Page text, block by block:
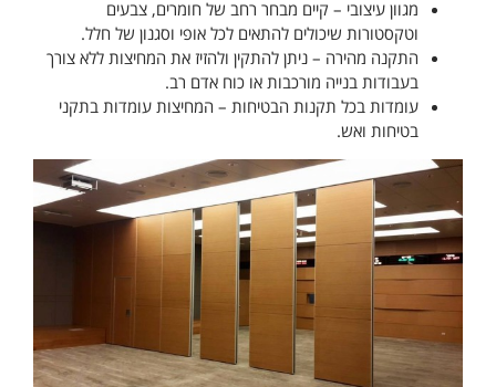
מגוון עיצובי – קיים מבחר רחב של חומרים, צבעים
וטקסטורות שיכולים להתאים לכל אופי וסגנון של חלל.
התקנה מהירה – ניתן להתקין ולהזיז את המחיצות ללא צורך
בעבודות בנייה מורכבות או כוח אדם רב.
עומדות בכל תקנות הבטיחות – המחיצות עומדות בתקני
בטיחות ואש.